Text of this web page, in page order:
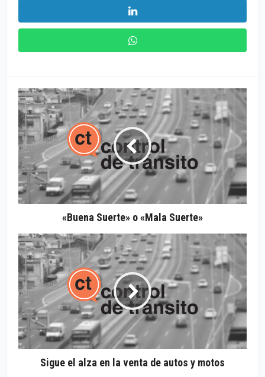
«Buena Suerte» o «Mala Suerte»
Sigue el alza en la venta de autos y motos